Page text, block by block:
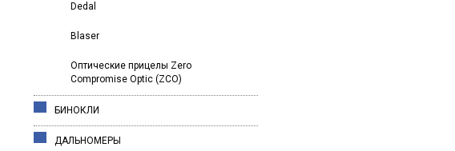
Dedal
Blaser
Оптические прицелы Zero
Compromise Optic (ZCO)
БИНОКЛИ
ДАЛЬНОМЕРЫ